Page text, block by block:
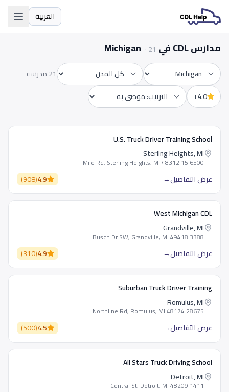
العربية
اللغة
مدارس CDL في Michigan ·21
الولاية المدينة
21 مدرسة
4.0+
Sort by
U.S. Truck Driver Training School
Sterling Heights, MI
6500 15 Mile Rd, Sterling Heights, MI 48312
عرض التفاصيل→
4.9
(
908
)
West Michigan CDL
Grandville, MI
3388 Busch Dr SW, Grandville, MI 49418
عرض التفاصيل→
4.9
(
310
)
Suburban Truck Driver Training
Romulus, MI
28675 Northline Rd, Romulus, MI 48174
عرض التفاصيل→
4.5
(
500
)
All Stars Truck Driving School
Detroit, MI
1411 Central St, Detroit, MI 48209